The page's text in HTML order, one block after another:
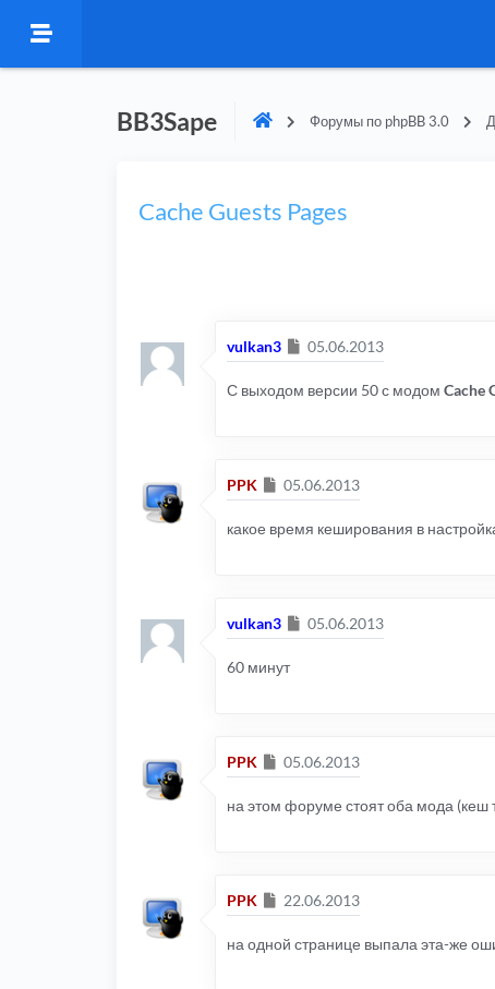
BB3Sape Форумы по phpBB 3.0
Cache Guests Pages
vulkan3 Сообщение
05.06.2013
С выходом версии 50 с модом Cache
PPK Сообщение
05.06.2013
какое время кеширования в
vulkan3 Сообщение
05.06.2013
60 минут
PPK Сообщение
05.06.2013
на этом форуме стоят оба мода (кеш
PPK Сообщение
22.06.2013
на одной странице выпала эта-же